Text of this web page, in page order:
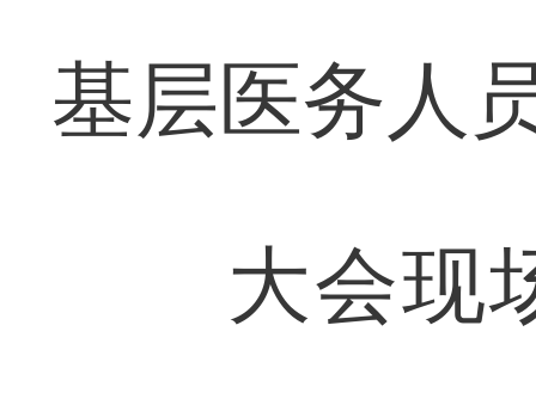
基层医务人
大会现场